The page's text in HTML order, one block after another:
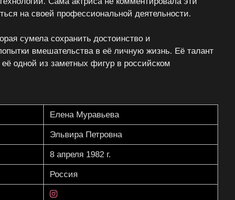
на своей профессиональной деятельности.
сумела сохранить достоинство и
вмешательства в её личную жизнь. Её талант
одной из заметных фигур в российском
Елена Муравьева
Эльвира Петровна
8 апреля 1982 г.
Россия